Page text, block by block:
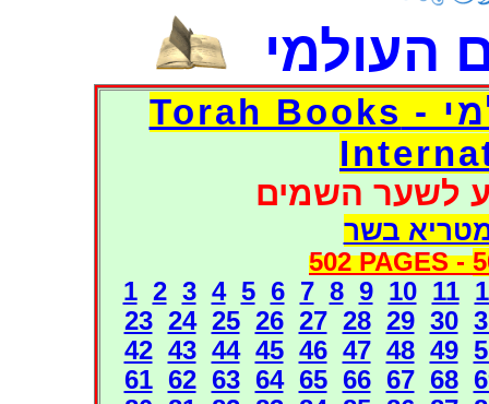
העולמי
דפי אוצר הספרים העולמי - Torah Books
לשער השמים
בשר
502 PAGES -
1 2 3 4 5 6 7 8 9 10 11
23 24 25 26 27 28 29 30
42 43 44 45 46 47 48 49
61 62 63 64 65 66 67 68